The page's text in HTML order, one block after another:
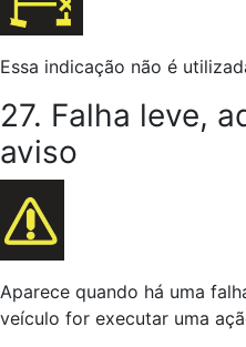
Essa indicação não é
27. Falha leve,
aviso
Aparece quando há uma
veículo for executar uma